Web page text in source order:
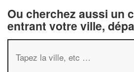
Ou cherchez aussi un
entrant votre ville,